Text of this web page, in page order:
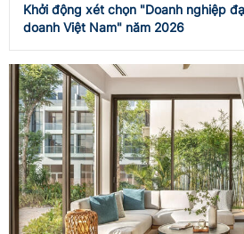
Khởi động xét chọn "Doanh nghiệp
doanh Việt Nam" năm 2026